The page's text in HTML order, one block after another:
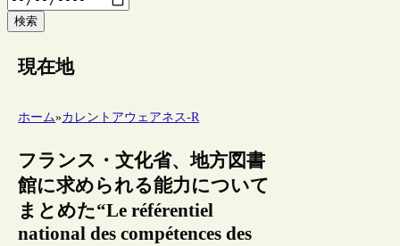
検索
現在地
ホーム»カレントアウェアネス-R
フランス・文化省、地方図書
館に求められる能力について
まとめた“Le référentiel
national des compétences des